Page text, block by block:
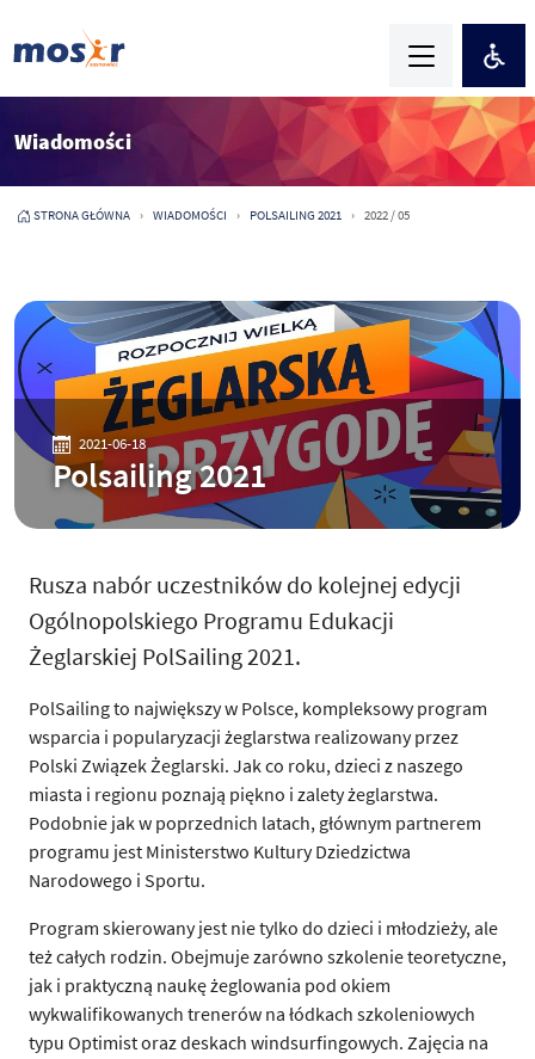
Wiadomości
STRONA GŁÓWNA WIADOMOŚCI POLSAILING 2021 2022 / 05
2021-06-18
Polsailing 2021
Rusza nabór uczestników do kolejnej edycji
Ogólnopolskiego Programu Edukacji
Żeglarskiej PolSailing 2021.
PolSailing to największy w Polsce, kompleksowy program
wsparcia i popularyzacji żeglarstwa realizowany przez
Polski Związek Żeglarski. Jak co roku, dzieci z naszego
miasta i regionu poznają piękno i zalety żeglarstwa.
Podobnie jak w poprzednich latach, głównym partnerem
programu jest Ministerstwo Kultury Dziedzictwa
Narodowego i Sportu.
Program skierowany jest nie tylko do dzieci i młodzieży, ale
też całych rodzin. Obejmuje zarówno szkolenie teoretyczne,
jak i praktyczną naukę żeglowania pod okiem
wykwalifikowanych trenerów na łódkach szkoleniowych
typu Optimist oraz deskach windsurfingowych. Zajęcia na